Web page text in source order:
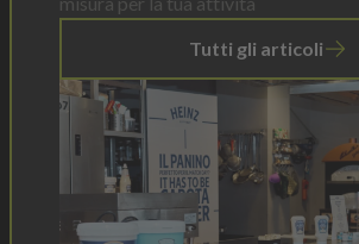
Tutti gli articoli